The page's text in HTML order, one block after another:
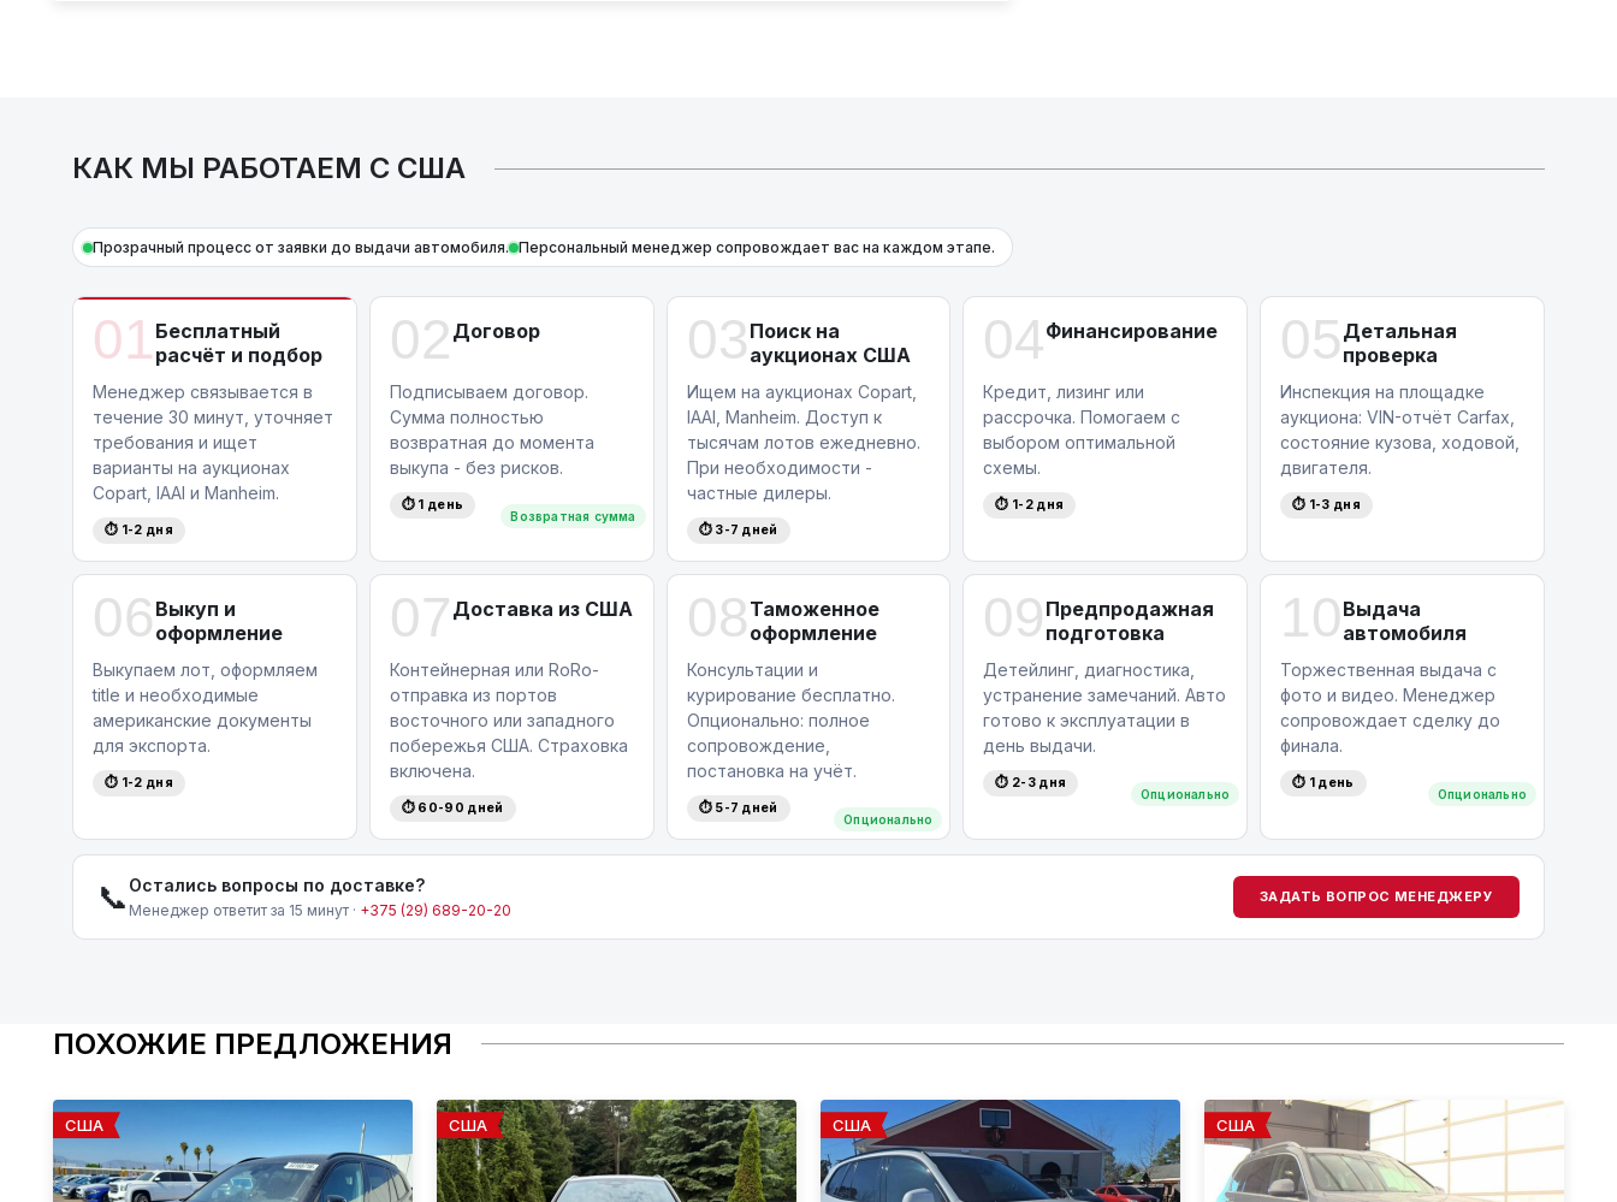
КАК МЫ РАБОТАЕМ С США
Прозрачный процесс от заявки до выдачи автомобиля. Персональный менеджер сопровождает вас на каждом этапе.
01 Бесплатный
расчёт и подбор
Менеджер связывается в
течение 30 минут, уточняет
требования и ищет
варианты на аукционах
Copart, IAAI и Manheim.
⏱ 1-2 дня
02 Договор
Возвратная сумма
Подписываем договор.
Сумма полностью
возвратная до момента
выкупа - без рисков.
⏱ 1 день
03 Поиск на
аукционах США
Ищем на аукционах Copart,
IAAI, Manheim. Доступ к
тысячам лотов ежедневно.
При необходимости -
частные дилеры.
⏱ 3-7 дней
04Финансирование
Кредит, лизинг или
рассрочка. Помогаем с
выбором оптимальной
схемы.
⏱ 1-2 дня
05 Детальная
проверка
Инспекция на площадке
аукциона: VIN-отчёт Carfax,
состояние кузова, ходовой,
двигателя.
⏱ 1-3 дня
06 Выкуп и
оформление
Выкупаем лот, оформляем
title и необходимые
американские документы
для экспорта.
⏱ 1-2 дня
07 Доставка из США
Контейнерная или RoRo-
отправка из портов
восточного или западного
побережья США. Страховка
включена.
⏱ 60-90 дней
08 Таможенное
оформление
Опционально
Консультации и
курирование бесплатно.
Опционально: полное
сопровождение,
постановка на учёт.
⏱ 5-7 дней
09 Предпродажная
подготовка
Опционально
Детейлинг, диагностика,
устранение замечаний. Авто
готово к эксплуатации в
день выдачи.
⏱ 2-3 дня
10 Выдача
автомобиля
Опционально
Торжественная выдача с
фото и видео. Менеджер
сопровождает сделку до
финала.
⏱ 1 день
📞 Остались вопросы по доставке?
Менеджер ответит за 15 минут · +375 (29) 689-20-20
ЗАДАТЬ ВОПРОС МЕНЕДЖЕРУ
ПОХОЖИЕ ПРЕДЛОЖЕНИЯ
США США США США